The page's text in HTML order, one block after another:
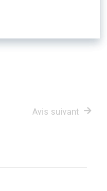
Avis suivant